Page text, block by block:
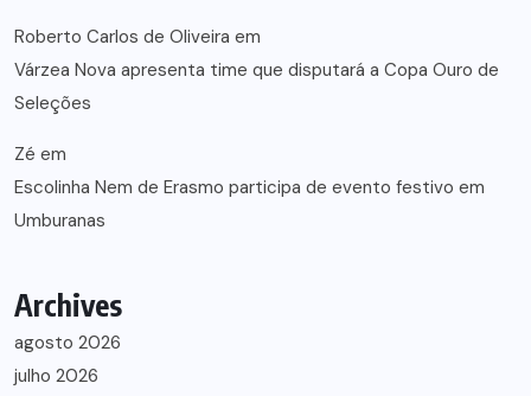
Roberto Carlos de Oliveira em
Várzea Nova apresenta time que disputará a Copa Ouro de
Seleções
Zé em
Escolinha Nem de Erasmo participa de evento festivo em
Umburanas
Archives
agosto 2026
julho 2026